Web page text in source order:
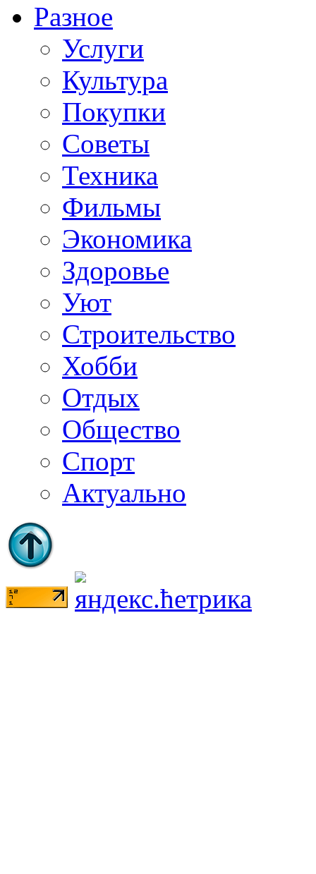
Разное
Услуги
Культура
Покупки
Советы
Техника
Фильмы
Экономика
Здоровье
Уют
Строительство
Хобби
Отдых
Общество
Спорт
Актуально